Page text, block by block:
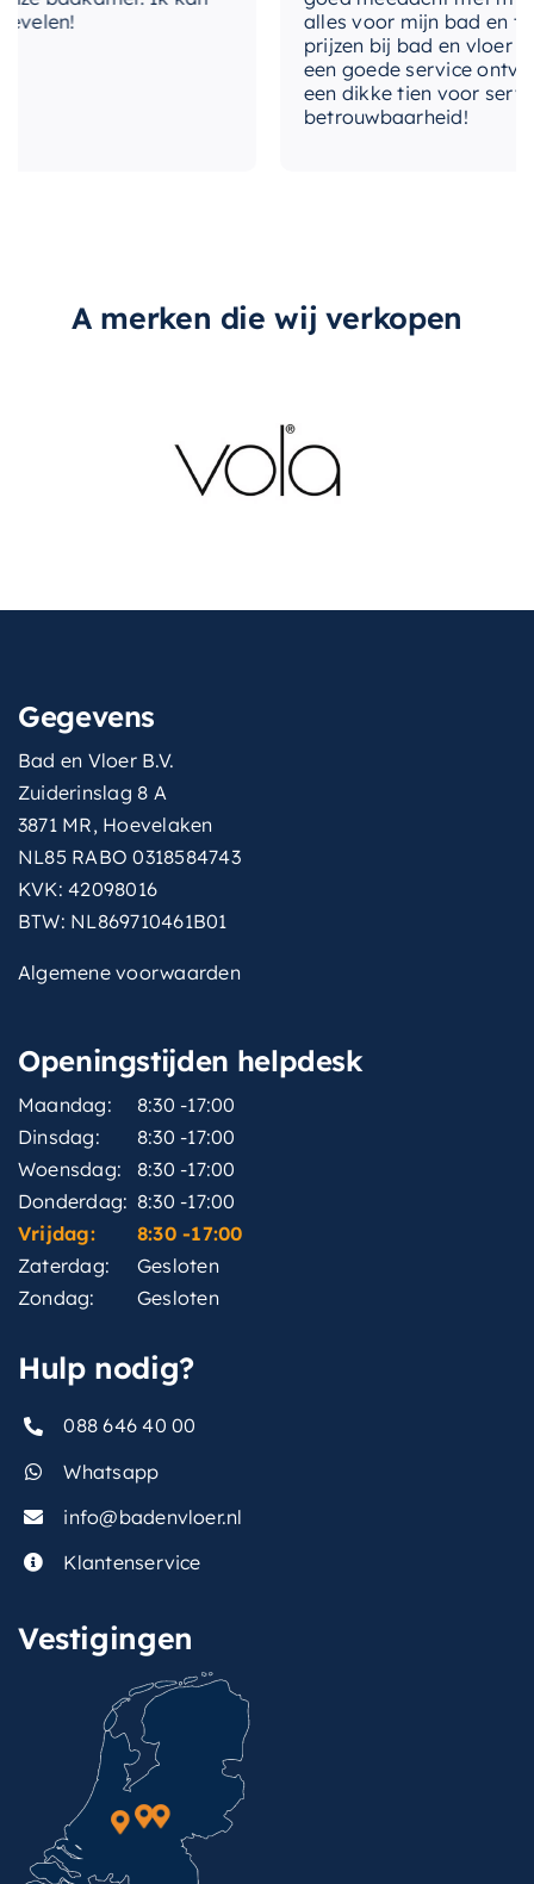
2-3 weken
Nee, los bij bestellen
alles voor mijn bad en
prijzen bij bad en vloer
een goede service
een dikke tien voor
betrouwbaarheid!
A merken die wij verkopen
Gegevens
Bad en Vloer B.V.
Zuiderinslag 8 A
3871 MR, Hoevelaken
NL85 RABO 0318584743
KVK: 42098016
BTW: NL869710461B01
Algemene voorwaarden
Openingstijden helpdesk
Maandag:
8:30 -17:00
Dinsdag:
8:30 -17:00
Woensdag:
8:30 -17:00
Donderdag: 8:30 -17:00
Vrijdag:
8:30 -17:00
Zaterdag:
Gesloten
Zondag:
Gesloten
Hulp nodig?
088 646 40 00
Whatsapp
info@badenvloer.nl
Klantenservice
Vestigingen